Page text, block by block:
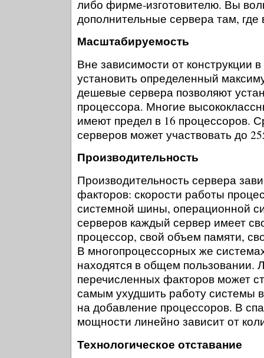
либо фирме-изготовителю. Вы
дополнительные сервера там, где
Масштабируемость
Вне зависимости от конструкции
установить определенный
дешевые сервера позволяют
процессора. Многие
имеют предел в 16 процессоров.
серверов может участвовать до
Производительность
Производительность сервера
факторов: скорости работы
системной шины, операционной
серверов каждый сервер имеет
процессор, свой объем памяти,
В многопроцессорных же
находятся в общем пользовании.
перечисленных факторов может
самым ухудшить работу системы
на добавление процессоров. В
мощности линейно зависит от
Технологическое отставание